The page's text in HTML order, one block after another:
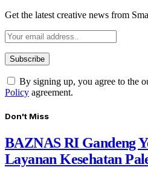
Get the latest creative news from
By signing up, you agree to the
Policy agreement.
Don't Miss
BAZNAS RI Gandeng
Layanan Kesehatan